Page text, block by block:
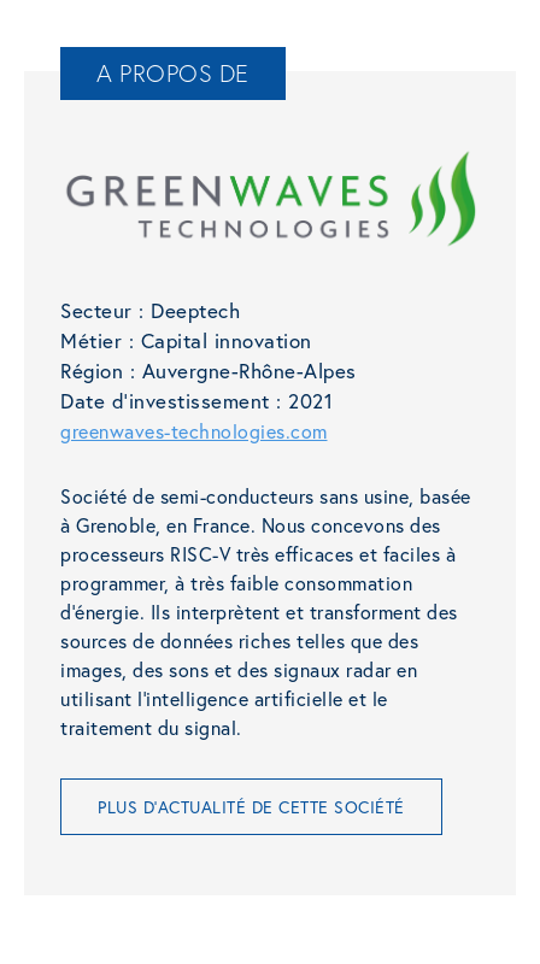
A PROPOS DE
Secteur : Deeptech
Métier : Capital innovation
Région : Auvergne-Rhône-Alpes
Date d'investissement : 2021
greenwaves-technologies.com
Société de semi-conducteurs sans usine, basée
à Grenoble, en France. Nous concevons des
processeurs RISC-V très efficaces et faciles à
programmer, à très faible consommation
d’énergie. Ils interprètent et transforment des
sources de données riches telles que des
images, des sons et des signaux radar en
utilisant l’intelligence artificielle et le
traitement du signal.
PLUS D'ACTUALITÉ DE CETTE SOCIÉTÉ